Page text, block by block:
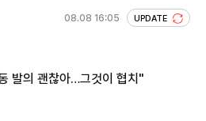
08.08 16:05 UPDATE
발의 괜찮아…그것이 협치"